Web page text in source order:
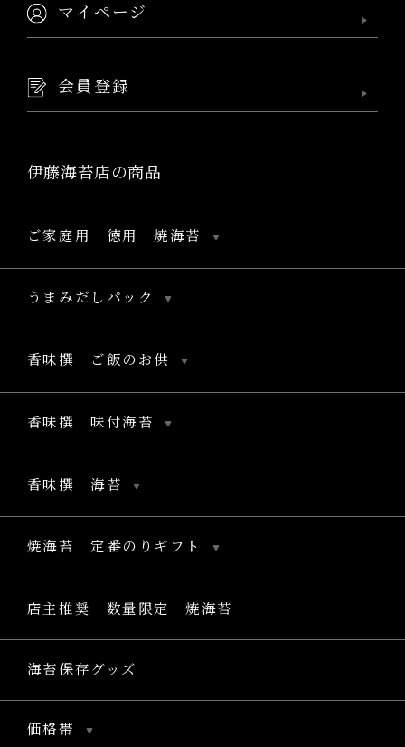
マイページ
会員登録
伊藤海苔店の商品
ご家庭用 徳用 焼海苔
うまみだしパック
香味撰 ご飯のお供
香味撰 味付海苔
香味撰 海苔
焼海苔 定番のりギフト
店主推奨 数量限定 焼海苔
海苔保存グッズ
価格帯